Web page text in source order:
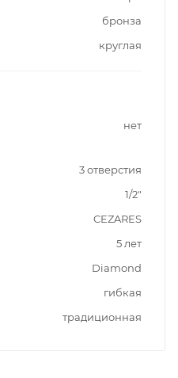
бронза
круглая
нет
3 отверстия
1/2"
CEZARES
5 лет
Diamond
гибкая
традиционная